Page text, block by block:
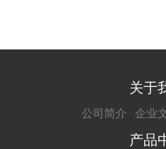
关于
公司简介 企业
产品